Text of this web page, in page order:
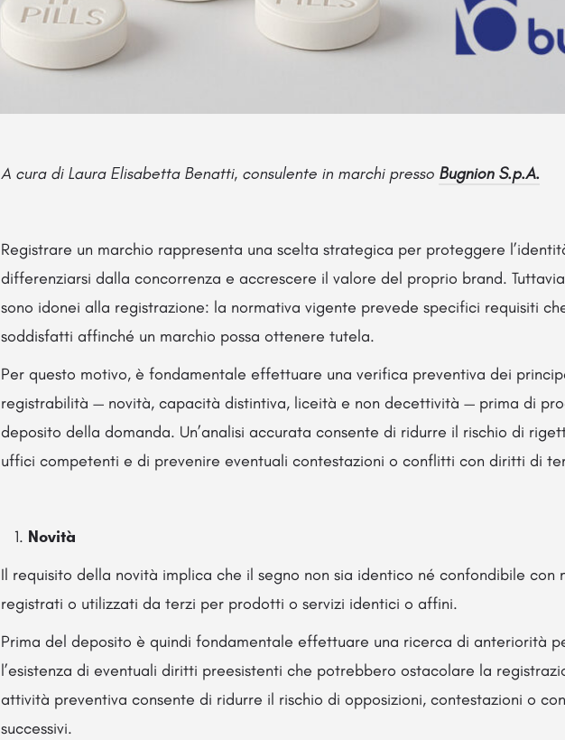
A cura di Laura Elisabetta Benatti, consulente in marchi presso Bugnion S.p.A.
Registrare un marchio rappresenta una scelta strategica per proteggere
differenziarsi dalla concorrenza e accrescere il valore del proprio brand.
sono idonei alla registrazione: la normativa vigente prevede specifici requisiti
soddisfatti affinché un marchio possa ottenere tutela.
Per questo motivo, è fondamentale effettuare una verifica preventiva dei
registrabilità — novità, capacità distintiva, liceità e non decettività — prima di
deposito della domanda. Un’analisi accurata consente di ridurre il rischio di
uffici competenti e di prevenire eventuali contestazioni o conflitti con diritti di
Novità
Il requisito della novità implica che il segno non sia identico né confondibile con
registrati o utilizzati da terzi per prodotti o servizi identici o affini.
Prima del deposito è quindi fondamentale effettuare una ricerca di anteriorità
l’esistenza di eventuali diritti preesistenti che potrebbero ostacolare la
attività preventiva consente di ridurre il rischio di opposizioni, contestazioni o
successivi.